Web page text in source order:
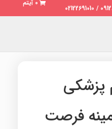
0 آیتم
پزشکی
در ۱۰ زمینه فرصت